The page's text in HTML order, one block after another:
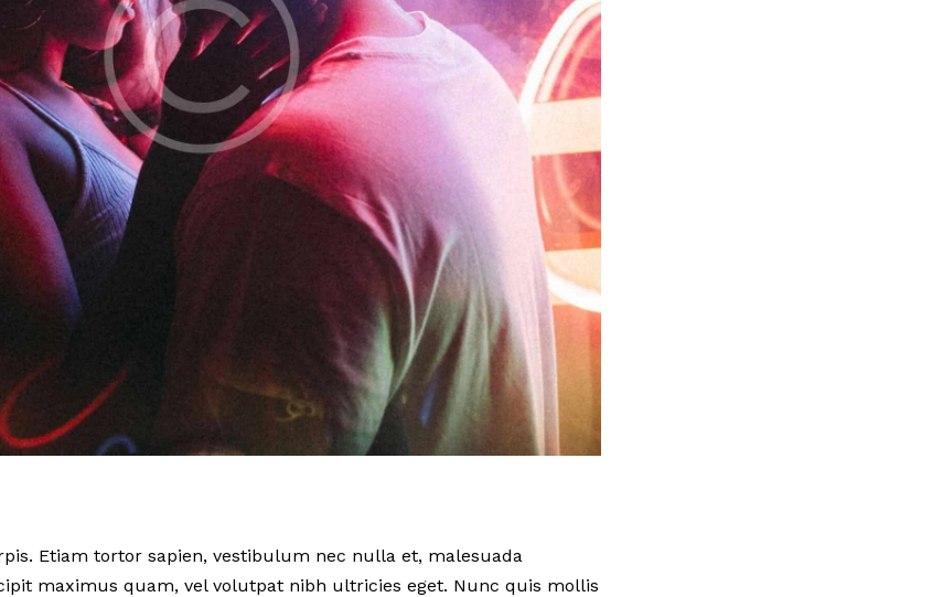
Etiam tortor sapien, vestibulum nec nulla et, malesuada
maximus quam, vel volutpat nibh ultricies eget. Nunc quis mollis